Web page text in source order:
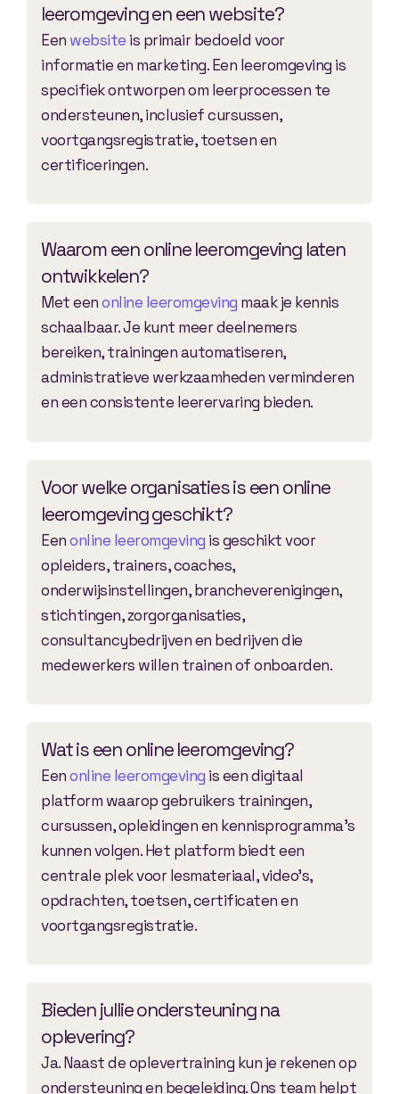
leeromgeving en een website?
Een website is primair bedoeld voor
informatie en marketing. Een leeromgeving is
specifiek ontworpen om leerprocessen te
ondersteunen, inclusief cursussen,
voortgangsregistratie, toetsen en
certificeringen.
Waarom een online leeromgeving laten
ontwikkelen?
Met eenonline leeromgeving maak je kennis
schaalbaar. Je kunt meer deelnemers
bereiken, trainingen automatiseren,
administratieve werkzaamheden verminderen
en een consistente leerervaring bieden.
Voor welke organisaties is een online
leeromgeving geschikt?
Eenonline leeromgeving is geschikt voor
opleiders, trainers, coaches,
onderwijsinstellingen, brancheverenigingen,
stichtingen, zorgorganisaties,
consultancybedrijven en bedrijven die
medewerkers willen trainen of onboarden.
Wat is een online leeromgeving?
Eenonline leeromgeving is een digitaal
platform waarop gebruikers trainingen,
cursussen, opleidingen en kennisprogramma’s
kunnen volgen. Het platform biedt een
centrale plek voor lesmateriaal, video’s,
opdrachten, toetsen, certificaten en
voortgangsregistratie.
Bieden jullie ondersteuning na
oplevering?
Ja. Naast de oplevertraining kun je rekenen op
ondersteuning en begeleiding. Ons team helpt